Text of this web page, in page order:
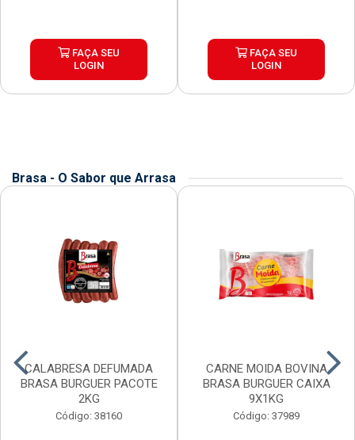
FAÇA SEU
LOGIN
FAÇA SEU
LOGIN
Brasa - O Sabor que Arrasa
CALABRESA DEFUMADA
BRASA BURGUER PACOTE
2KG
Código: 38160
CARNE MOIDA BOVINA
BRASA BURGUER CAIXA
9X1KG
Código: 37989